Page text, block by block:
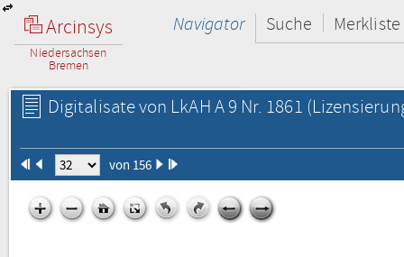
Arcinsys
Niedersachsen
Bremen
Navigator Suche Merkliste
Digitalisate von LkAH A 9 Nr. 1861
von 156